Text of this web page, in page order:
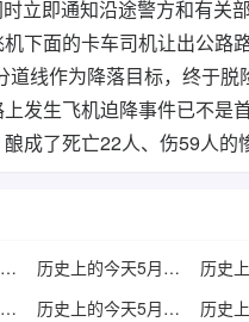
立即通知沿途警方和有关
下面的卡车司机让出公路
线作为降落目标，终于脱
发生飞机迫降事件已不是
成了死亡22人、伤59人的
历史上的今天5月3日 历史上的今天5月4日
历史上的今天5月9日 历史上的今天5月10日